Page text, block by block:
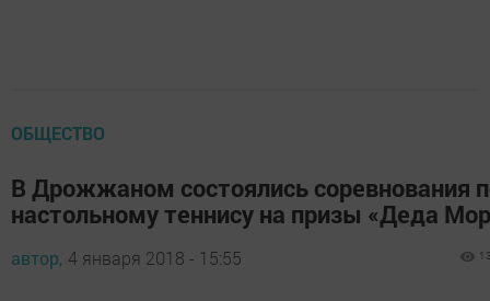
ОБЩЕСТВО
В Дрожжаном состоялись соревнования
настольному теннису на призы «Деда
автор, 4 января 2018 - 15:55